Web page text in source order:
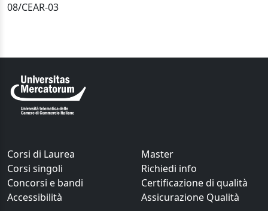
08/CEAR-03
Corsi di Laurea
Master
Corsi singoli
Richiedi info
Concorsi e bandi
Certificazione di qualità
Accessibilità
Assicurazione Qualità